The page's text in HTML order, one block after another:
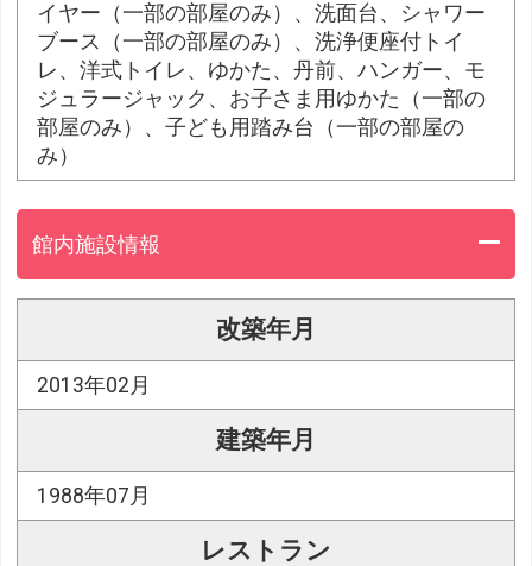
イヤー（一部の部屋のみ）、洗面台、シャワー
ブース（一部の部屋のみ）、洗浄便座付トイ
レ、洋式トイレ、ゆかた、丹前、ハンガー、モ
ジュラージャック、お子さま用ゆかた（一部の
部屋のみ）、子ども用踏み台（一部の部屋の
み）
館内施設情報
改築年月
2013年02月
建築年月
1988年07月
レストラン